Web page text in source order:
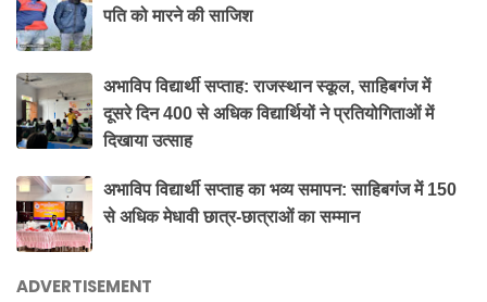
पति को मारने की साजिश
अभाविप विद्यार्थी सप्ताह: राजस्थान स्कूल, साहिबगंज में
दूसरे दिन 400 से अधिक विद्यार्थियों ने प्रतियोगिताओं में
दिखाया उत्साह
अभाविप विद्यार्थी सप्ताह का भव्य समापन: साहिबगंज में 150
से अधिक मेधावी छात्र-छात्राओं का सम्मान
ADVERTISEMENT